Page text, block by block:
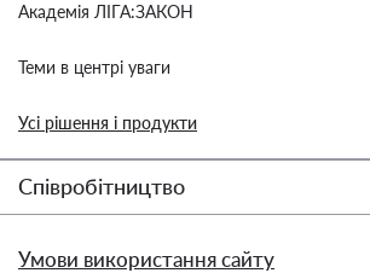
Академія ЛІГА:ЗАКОН
Теми в центрі уваги
Усі рішення і продукти
Співробітництво
Умови використання сайту